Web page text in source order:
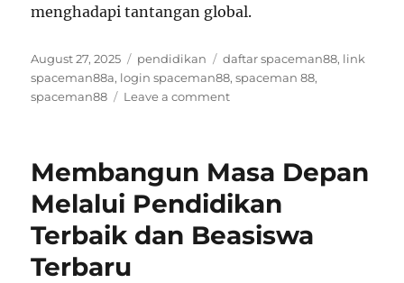
menghadapi tantangan global.
Posted
on
August 27, 2025 Categories
pendidikan Tags
daftar spaceman88, link
spaceman88a, login spaceman88,spaceman 88,
spaceman88
Leave a commenton
Pendidikan
di
Indonesia
Tahun
2023:
Membangun Masa Depan
Melalui Pendidikan
Terbaik dan Beasiswa
Terbaru